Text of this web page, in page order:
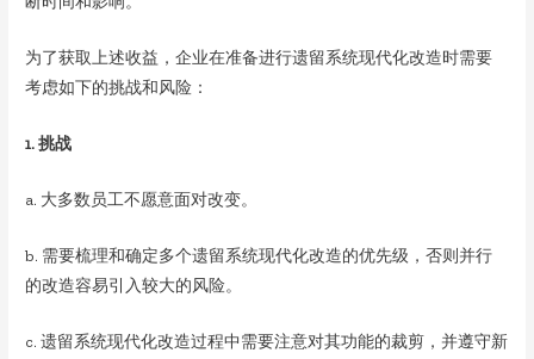
为了获取上述收益，企业在准备进行遗留系统现代化改造时需要
考虑如下的挑战和风险：
1. 挑战
a. 大多数员工不愿意面对改变。
b. 需要梳理和确定多个遗留系统现代化改造的优先级，否则并行
的改造容易引入较大的风险。
c. 遗留系统现代化改造过程中需要注意对其功能的裁剪，并遵守新